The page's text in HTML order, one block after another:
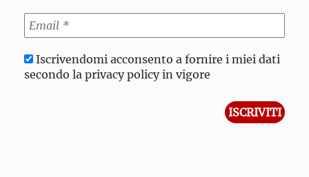
Iscrivendomi acconsento a fornire i miei dati
secondo la privacy policy in vigore